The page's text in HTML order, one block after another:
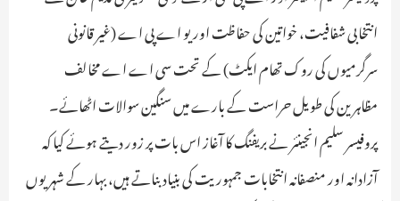
انتخابی شفافیت، خواتین کی حفاظت اور یو اے پی اے (غیر قانونی
سرگرمیوں کی روک تھام ایکٹ) کے تحت سی اے اے مخالف
مظاہرین کی طویل حراست کے بارے میں سنگین سوالات اٹھائے۔
پروفیسر سلیم انجینئر نے بریفنگ کا آغاز اس بات پر زور دیتے ہوئے کیا کہ
آزادانہ اور منصفانہ انتخابات جمہوریت کی بنیاد بناتے ہیں، بہار کے شہریوں